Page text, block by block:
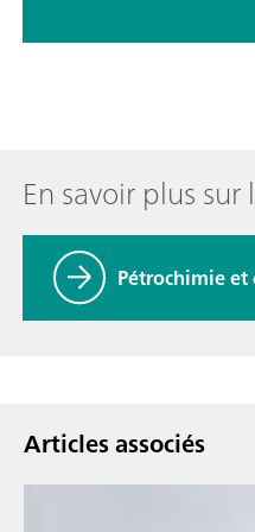
En savoir plus
Pétrochimie
Articles associés